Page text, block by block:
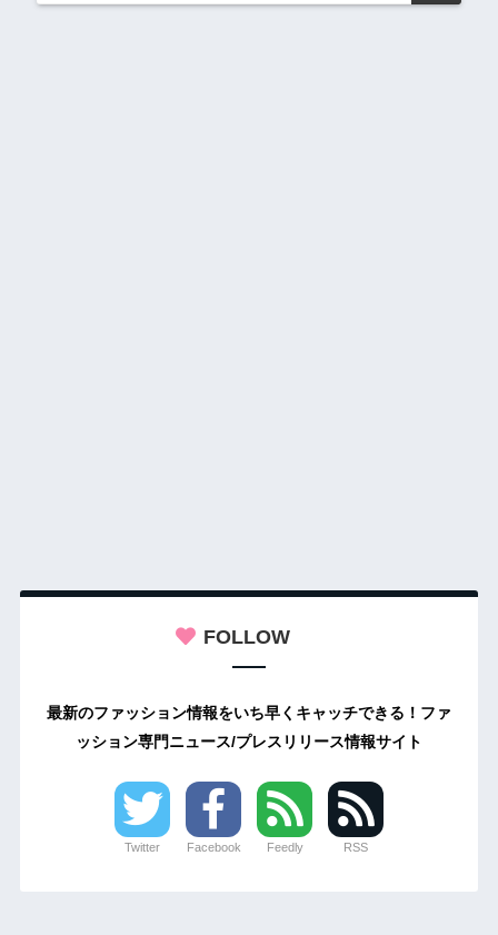
FOLLOW
最新のファッション情報をいち早くキャッチできる！ファ
ッション専門ニュース/プレスリリース情報サイト
Twitter Facebook Feedly RSS